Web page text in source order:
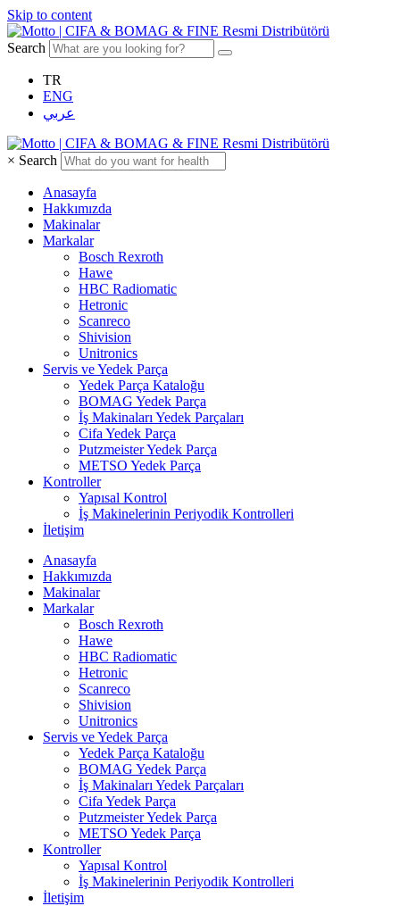
Skip to content
Search
TR
ENG
عربي
× Search
Anasayfa
Hakkımızda
Makinalar
Markalar
Bosch Rexroth
Hawe
HBC Radiomatic
Hetronic
Scanreco
Shivision
Unitronics
Servis ve Yedek Parça
Yedek Parça Kataloğu
BOMAG Yedek Parça
İş Makinaları Yedek Parçaları
Cifa Yedek Parça
Putzmeister Yedek Parça
METSO Yedek Parça
Kontroller
Yapısal Kontrol
İş Makinelerinin Periyodik Kontrolleri
İletişim
Anasayfa
Hakkımızda
Makinalar
Markalar
Bosch Rexroth
Hawe
HBC Radiomatic
Hetronic
Scanreco
Shivision
Unitronics
Servis ve Yedek Parça
Yedek Parça Kataloğu
BOMAG Yedek Parça
İş Makinaları Yedek Parçaları
Cifa Yedek Parça
Putzmeister Yedek Parça
METSO Yedek Parça
Kontroller
Yapısal Kontrol
İş Makinelerinin Periyodik Kontrolleri
İletişim